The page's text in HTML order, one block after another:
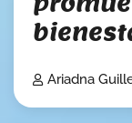
Ariadna